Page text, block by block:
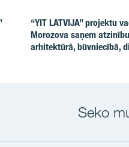
“YIT LATVIJA” projektu
Morozova saņem
arhitektūrā, būvniecībā,
Seko